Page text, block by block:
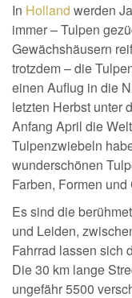
In Holland werden
immer – Tulpen
Gewächshäusern
trotzdem – die
einen Auflug in die
letzten Herbst unter
Anfang April die
Tulpenzwiebeln
wunderschönen
Farben, Formen
Es sind die
und Leiden,
Fahrrad lassen sich
Die 30 km lange
ungefähr 5500